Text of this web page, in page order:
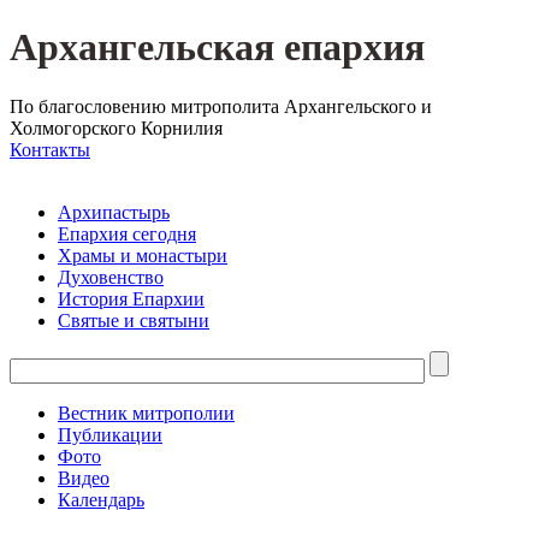
Архангельская епархия
По благословению митрополита Архангельского и
Холмогорского Корнилия
Контакты
Архипастырь
Епархия сегодня
Храмы и монастыри
Духовенство
История Епархии
Святые и святыни
Вестник митрополии
Публикации
Фото
Видео
Календарь